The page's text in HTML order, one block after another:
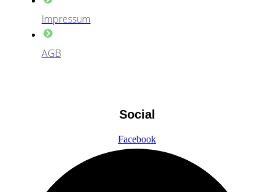
Impressum
AGB
Social
Facebook